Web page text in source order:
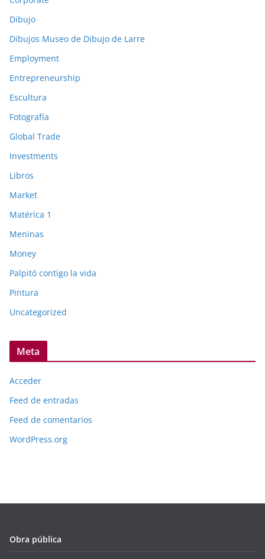
Dibujo
Dibujos Museo de Dibujo de Larre
Employment
Entrepreneurship
Escultura
Fotografía
Global Trade
Investments
Libros
Market
Matérica 1
Meninas
Money
Palpitó contigo la vida
Pintura
Uncategorized
Meta
Acceder
Feed de entradas
Feed de comentarios
WordPress.org
Obra pública